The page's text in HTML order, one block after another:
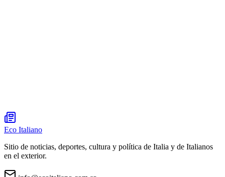
Eco Italiano
Sitio de noticias, deportes, cultura y política de Italia y de Italianos
en el exterior.